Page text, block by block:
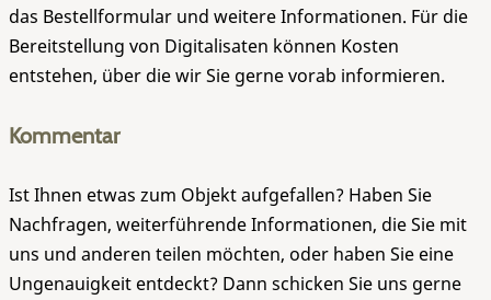
das Bestellformular und weitere Informationen. Für die
Bereitstellung von Digitalisaten können Kosten
entstehen, über die wir Sie gerne vorab informieren.
Kommentar
Ist Ihnen etwas zum Objekt aufgefallen? Haben Sie
Nachfragen, weiterführende Informationen, die Sie mit
uns und anderen teilen möchten, oder haben Sie eine
Ungenauigkeit entdeckt? Dann schicken Sie uns gerne